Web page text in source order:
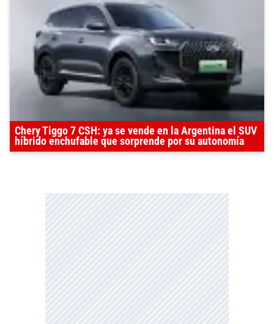
Chery Tiggo 7 CSH: ya se vende en la Argentina el SUV
híbrido enchufable que sorprende por su autonomía